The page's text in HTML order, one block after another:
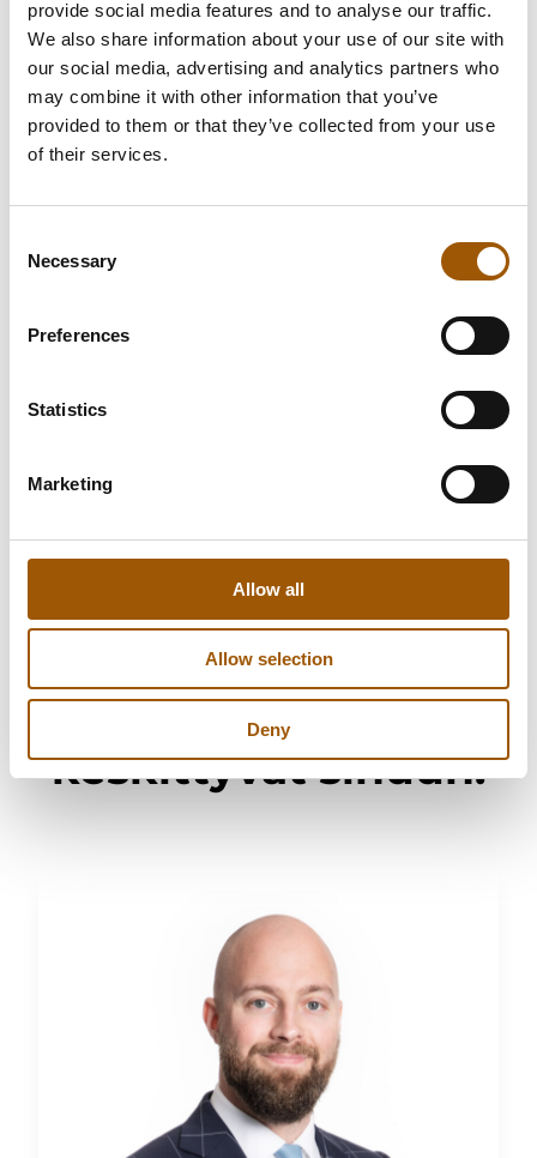
provide social media features and to analyse our traffic.
We also share information about your use of our site with
our social media, advertising and analytics partners who
may combine it with other information that you’ve
provided to them or that they’ve collected from your use
of their services.
Selection
Necessary
Preferences
Statistics
Marketing
Allow all
Allow selection
Deny
ammattitaidolla ja kokemuksella
kiinteistöoikeuden eri osa-alueilla.
Asuntokauppaan liittyvät asiat
Kiinteistökauppaan liittyvät asiat
Asunto-osakeyhtiöasiat
Rakentamiseen liittyvät asiat
liittyvät asiat
Asiantuntijamme
keskittyvät sinuun.